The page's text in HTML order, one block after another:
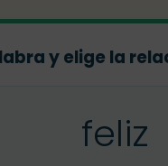
y elige la
feliz